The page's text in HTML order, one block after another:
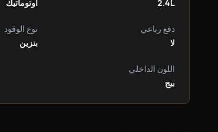
2.4L
أوتوماتيك
دفع رباعي
لا
نوع الوقود
بنزين
اللون الداخلي
بيج